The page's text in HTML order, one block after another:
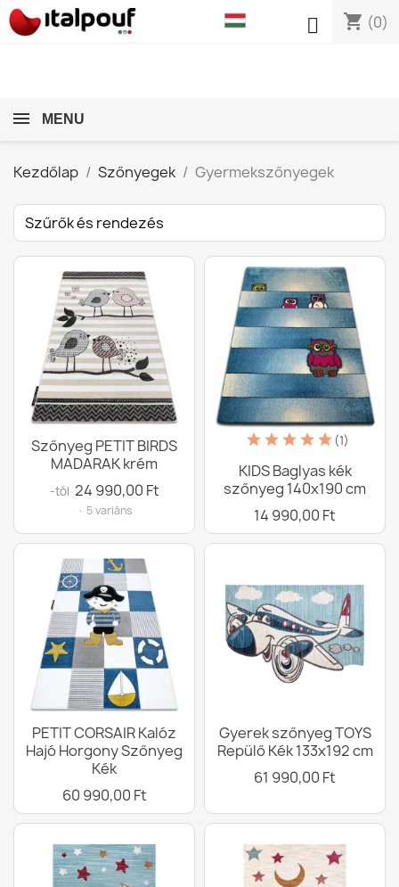
shopping_cart (0)

MENU
Kezdőlap Szőnyegek Gyermekszőnyegek
Szűrők és rendezés
Szőnyeg PETIT BIRDS
MADARAK krém
-tól 24 990,00 Ft
· 5 variáns
(1)
KIDS Baglyas kék
szőnyeg 140x190 cm
14 990,00 Ft
PETIT CORSAIR Kalóz
Hajó Horgony Szőnyeg
Kék
60 990,00 Ft
Gyerek szőnyeg TOYS
Repülő Kék 133x192 cm
61 990,00 Ft